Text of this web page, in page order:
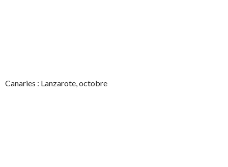
Canaries : Lanzarote, octobre